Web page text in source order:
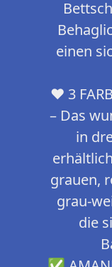
einen
❤️ 3
– Das
in
grauen,
grau-
die